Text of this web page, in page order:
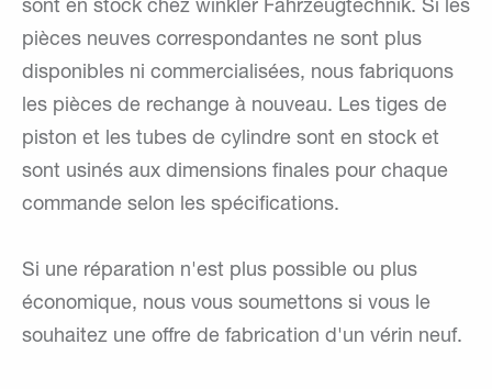
sont en stock chez winkler Fahrzeugtechnik. Si les
pièces neuves correspondantes ne sont plus
disponibles ni commercialisées, nous fabriquons
les pièces de rechange à nouveau. Les tiges de
piston et les tubes de cylindre sont en stock et
sont usinés aux dimensions finales pour chaque
commande selon les spécifications.
Si une réparation n'est plus possible ou plus
économique, nous vous soumettons si vous le
souhaitez une offre de fabrication d'un vérin neuf.